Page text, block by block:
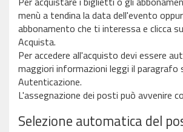
menù a tendina la data dell'evento
abbonamento che ti interessa e clicca
Acquista.
Per accedere all'acquisto devi essere
maggiori informazioni leggi il paragrafo
Autenticazione.
L'assegnazione dei posti può avvenire
Selezione automatica del